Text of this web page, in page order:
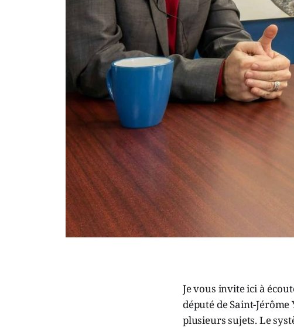
Je vous invite ici à
député de Saint-
plusieurs sujets. Le